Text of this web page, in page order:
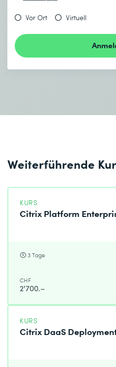
Vor Ort Virtuell
Weiterführende
KURS
Citrix Platform
3 Tage
CHF
2'700.–
KURS
Citrix DaaS